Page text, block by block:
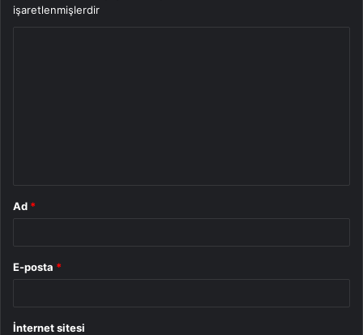
işaretlenmişlerdir
Ad *
E-posta *
İnternet sitesi